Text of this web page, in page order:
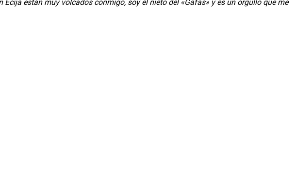
Écija están muy volcados conmigo, soy el nieto del «Gafas» y es un orgullo que me